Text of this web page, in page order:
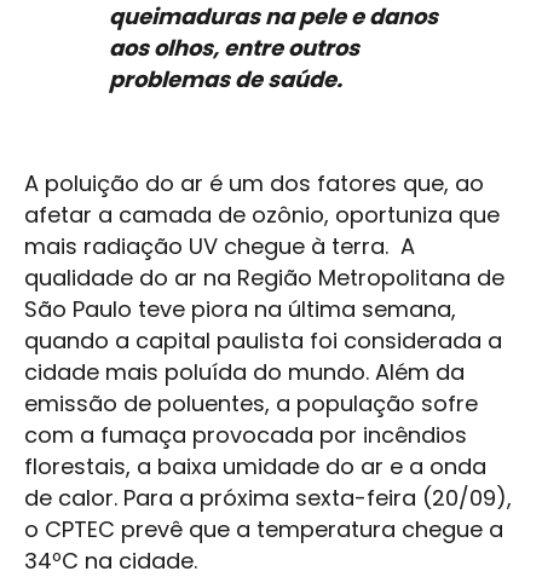
queimaduras na pele e danos
aos olhos, entre outros
problemas de saúde.
A poluição do ar é um dos fatores que, ao
afetar a camada de ozônio, oportuniza que
mais radiação UV chegue à terra. A
qualidade do ar na Região Metropolitana de
São Paulo teve piora na última semana,
quando a capital paulista foi considerada a
cidade mais poluída do mundo. Além da
emissão de poluentes, a população sofre
com a fumaça provocada por incêndios
florestais, a baixa umidade do ar e a onda
de calor. Para a próxima sexta-feira (20/09),
o CPTEC prevê que a temperatura chegue a
34ºC na cidade.